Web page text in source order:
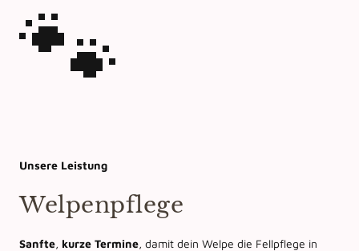
🐾
Unsere Leistung
Welpenpflege
Sanfte, kurze Termine, damit dein Welpe die Fellpflege in